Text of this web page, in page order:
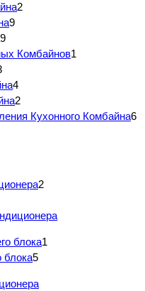
2
9
9
Комбайнов1
4
2
Кухонного Комбайна6
2
блока1
блока5